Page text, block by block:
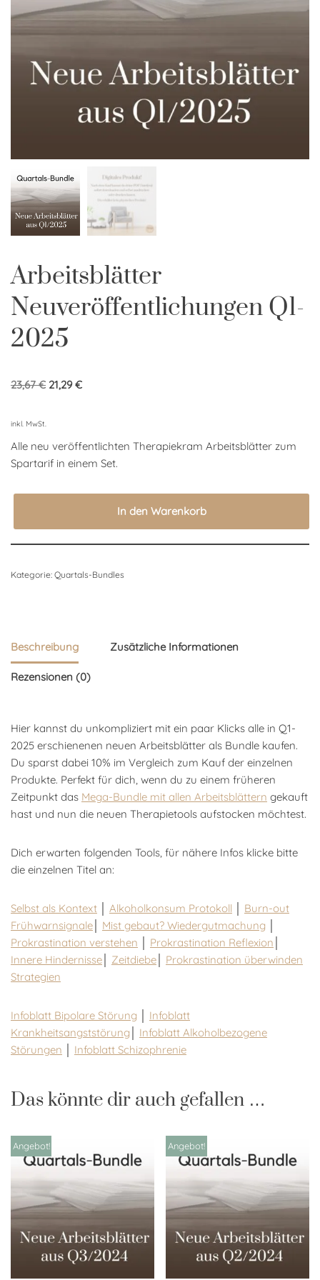
Arbeitsblätter
Neuveröffentlichungen Q1-
2025
23,67€ 21,29€
inkl. MwSt.
Alle neu veröffentlichten Therapiekram Arbeitsblätter zum
Spartarif in einem Set.
In den Warenkorb
Kategorie: Quartals-Bundles
Beschreibung Zusätzliche Informationen
Rezensionen (0)
Hier kannst du unkompliziert mit ein paar Klicks alle in Q1-
2025 erschienenen neuen Arbeitsblätter als Bundle kaufen.
Du sparst dabei 10% im Vergleich zum Kauf der einzelnen
Produkte. Perfekt für dich, wenn du zu einem früheren
Zeitpunkt das Mega-Bundle mit allen Arbeitsblättern gekauft
hast und nun die neuen Therapietools aufstocken möchtest.
Dich erwarten folgenden Tools, für nähere Infos klicke bitte
die einzelnen Titel an:
Selbst als Kontext Alkoholkonsum Protokoll
Burn-out
Frühwarnsignale
Mist gebaut? Wiedergutmachung
Prokrastination verstehen
Prokrastination Reflexion
Innere Hindernisse
Zeitdiebe
Prokrastination überwinden
Strategien
Infoblatt Bipolare Störung
Infoblatt
Krankheitsangststörung
Infoblatt Alkoholbezogene
Störungen
Infoblatt Schizophrenie
Das könnte dir auch gefallen …
Angebot! Angebot!